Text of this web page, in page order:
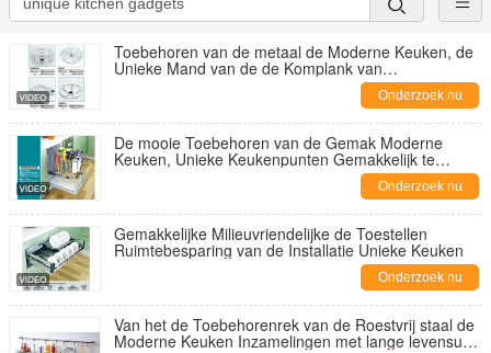
Toebehoren van de metaal de Moderne Keuken, de
Unieke Mand van de de Komplank van
Onderzoek nu
De mooie Toebehoren van de Gemak Moderne
Keuken, Unieke Keukenpunten Gemakkelijk te
Onderzoek nu
Gemakkelijke Milieuvriendelijke de Toestellen
Ruimtebesparing van de Installatie Unieke Keuken
Onderzoek nu
Van het de Toebehorenrek van de Roestvrij staal de
Moderne Keuken Inzamelingen met lange levensuur